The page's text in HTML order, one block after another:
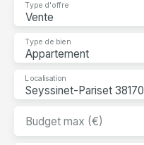
Vente
Type d'offre
Appartement
Type de bien
Seyssinet-Pariset 38170
Localisation
Budget max (€)